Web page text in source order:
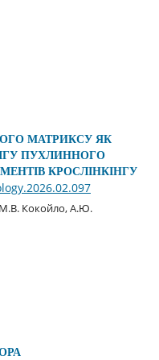
МАТРИКСУ ЯК
ПУХЛИННОГО
КРОСЛІНКІНГУ
Кокойло, А.Ю.